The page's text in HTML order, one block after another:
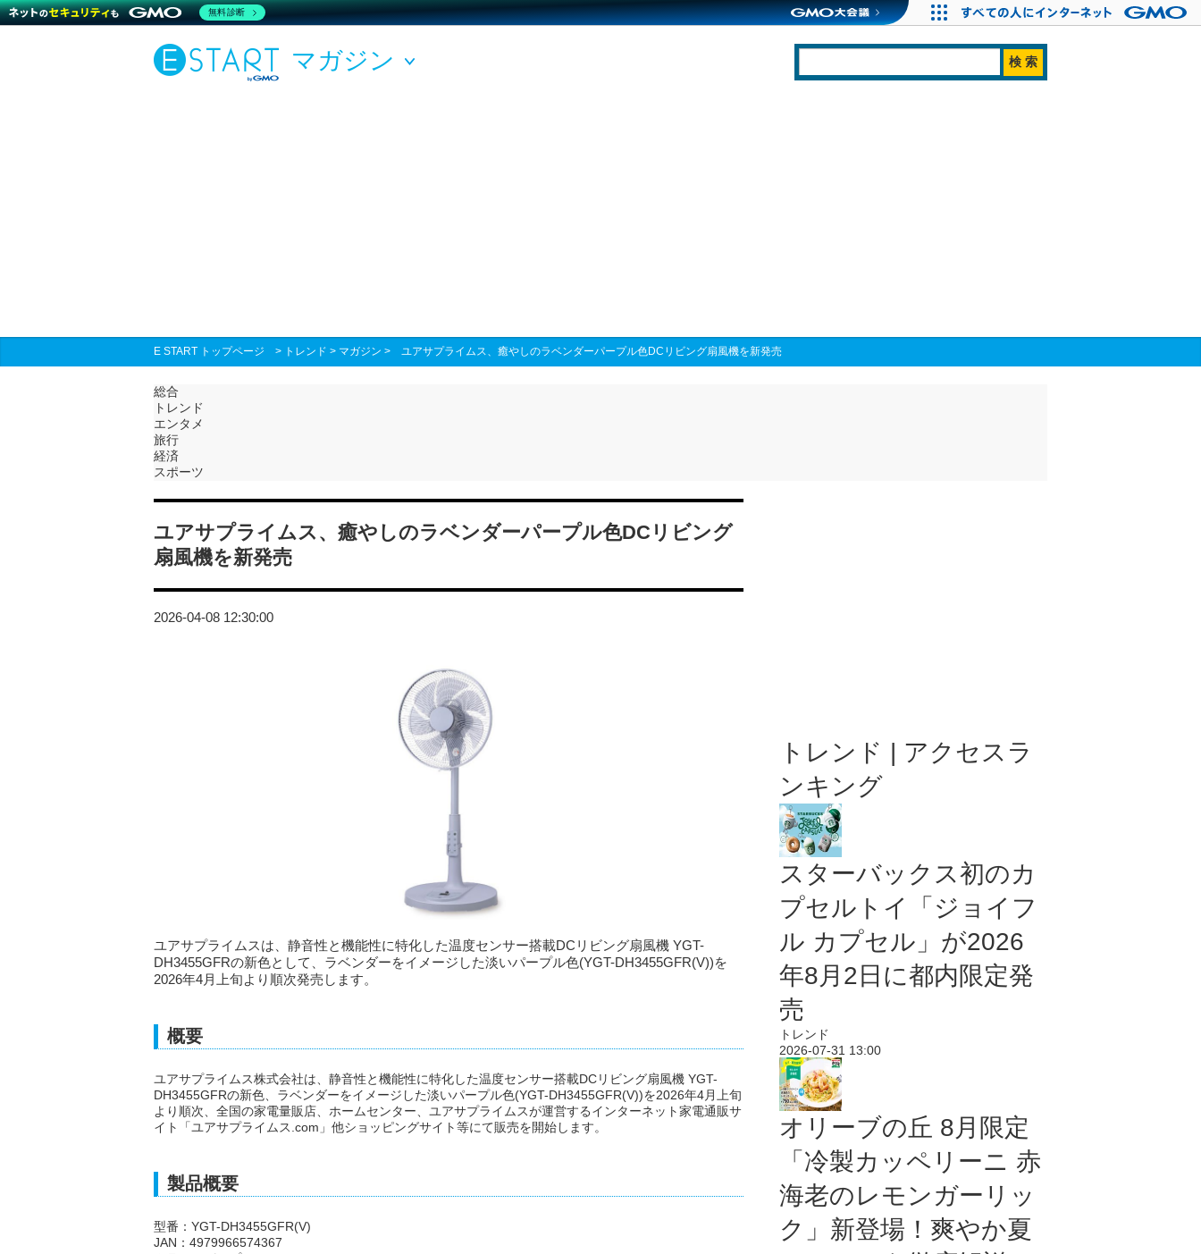
マガジン
E START トップページ > トレンド > マガジン > ユアサプライムス、癒やしのラベンダーパープル色DCリビング扇風機を新発売
総合
トレンド
エンタメ
旅行
経済
スポーツ
ユアサプライムス、癒やしのラベンダーパープル色DCリビング
扇風機を新発売
2026-04-08 12:30:00
ユアサプライムスは、静音性と機能性に特化した温度センサー搭載DCリビング扇風機 YGT-
DH3455GFRの新色として、ラベンダーをイメージした淡いパープル色(YGT-DH3455GFR(V))を
2026年4月上旬より順次発売します。
概要
ユアサプライムス株式会社は、静音性と機能性に特化した温度センサー搭載DCリビング扇風機 YGT-
DH3455GFRの新色、ラベンダーをイメージした淡いパープル色(YGT-DH3455GFR(V))を2026年4月上旬
より順次、全国の家電量販店、ホームセンター、ユアサプライムスが運営するインターネット家電通販サ
イト「ユアサプライムス.com」他ショッピングサイト等にて販売を開始します。
製品概要
型番：YGT-DH3455GFR(V)
JAN：4979966574367
トレンド | アクセスラ
ンキング
スターバックス初のカ
プセルトイ「ジョイフ
ル カプセル」が2026
年8月2日に都内限定発
売
トレンド
2026-07-31 13:00
オリーブの丘 8月限定
「冷製カッペリーニ 赤
海老のレモンガーリッ
ク」新登場！爽やか夏
無料診断